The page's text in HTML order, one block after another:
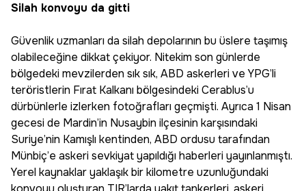
Silah konvoyu da gitti
Güvenlik uzmanları da silah depolarının bu üslere taşımış
olabileceğine dikkat çekiyor. Nitekim son günlerde
bölgedeki mevzilerden sık sık, ABD askerleri ve YPG’li
teröristlerin Fırat Kalkanı bölgesindeki Cerablus’u
dürbünlerle izlerken fotoğrafları geçmişti. Ayrıca 1 Nisan
gecesi de Mardin’in Nusaybin ilçesinin karşısındaki
Suriye’nin Kamışlı kentinden, ABD ordusu tarafından
Münbiç’e askeri sevkiyat yapıldığı haberleri yayınlanmıştı.
Yerel kaynaklar yaklaşık bir kilometre uzunluğundaki